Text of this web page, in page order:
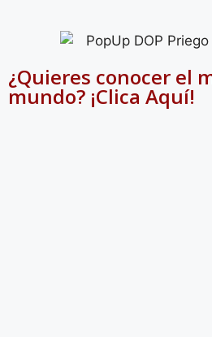
¿Quieres conocer el
mundo? ¡Clica Aquí!